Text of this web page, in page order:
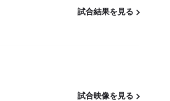
試合結果を見る
試合映像を見る